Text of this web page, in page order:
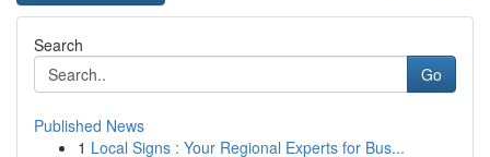
Search
Go
Published News
1 Local Signs : Your Regional Experts for Bus...